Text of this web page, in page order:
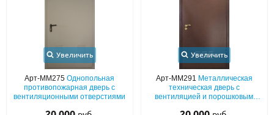
Увеличить
Арт-ММ275Однопольная
противопожарная дверь с
вентиляционными отверстиями
Увеличить
Арт-ММ291 Металлическая
техническая дверь с
вентиляцией и порошковым